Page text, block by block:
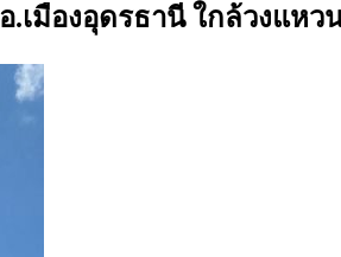
องอุดรธานี ใกล้วงแหวน